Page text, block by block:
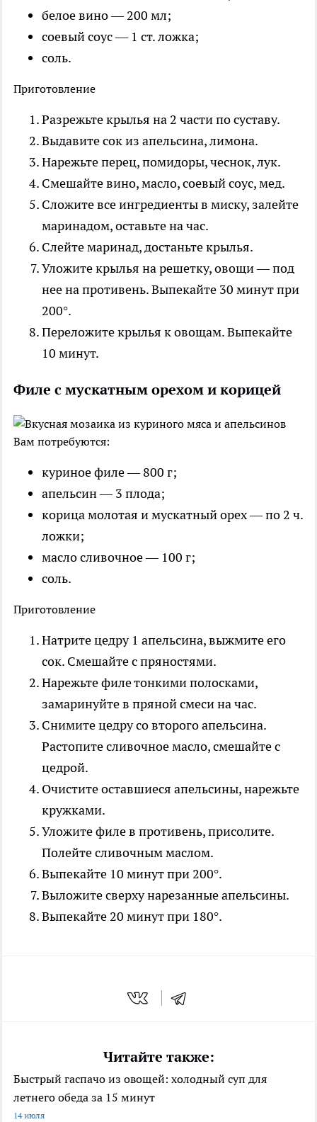
белое вино — 200 мл;
соевый соус — 1 ст. ложка;
соль.
Приготовление
Разрежьте крылья на 2 части по суставу.
Выдавите сок из апельсина, лимона.
Нарежьте перец, помидоры, чеснок, лук.
Смешайте вино, масло, соевый соус, мед.
Сложите все ингредиенты в миску, залейте
маринадом, оставьте на час.
Слейте маринад, достаньте крылья.
Уложите крылья на решетку, овощи — под
нее на противень. Выпекайте 30 минут при
200°.
Переложите крылья к овощам. Выпекайте
10 минут.
Филе с мускатным орехом и корицей
Вам потребуются:
куриное филе — 800 г;
апельсин — 3 плода;
корица молотая и мускатный орех — по 2 ч.
ложки;
масло сливочное — 100 г;
соль.
Приготовление
Натрите цедру 1 апельсина, выжмите его
сок. Смешайте с пряностями.
Нарежьте филе тонкими полосками,
замаринуйте в пряной смеси на час.
Снимите цедру со второго апельсина.
Растопите сливочное масло, смешайте с
цедрой.
Очистите оставшиеся апельсины, нарежьте
кружками.
Уложите филе в противень, присолите.
Полейте сливочным маслом.
Выпекайте 10 минут при 200°.
Выложите сверху нарезанные апельсины.
Выпекайте 20 минут при 180°.
Читайте также:
Быстрый гаспачо из овощей: холодный суп для
летнего обеда за 15 минут
14 июля